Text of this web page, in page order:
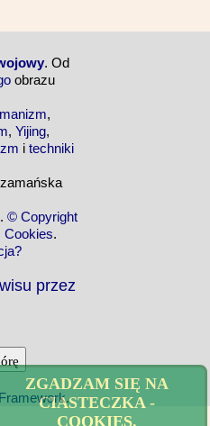
ZGADZAM SIĘ NA
CIASTECZKA -
COOKIES.
. Od
obrazu
,
, Yijing,
i techniki
. © Copyright
Cookies.
przez
.